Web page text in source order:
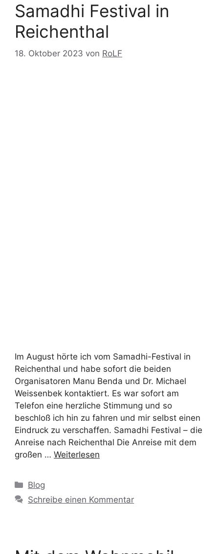
Samadhi Festival in
Reichenthal
18. Oktober 2023 von RoLF
Im August hörte ich vom Samadhi-Festival in
Reichenthal und habe sofort die beiden
Organisatoren Manu Benda und Dr. Michael
Weissenbek kontaktiert. Es war sofort am
Telefon eine herzliche Stimmung und so
beschloß ich hin zu fahren und mir selbst einen
Eindruck zu verschaffen. Samadhi Festival – die
Anreise nach Reichenthal Die Anreise mit dem
großen … Weiterlesen
Blog
Schreibe einen Kommentar